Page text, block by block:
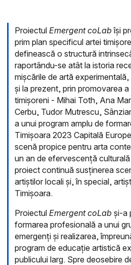
Proiectul Emergent coLab își
prim plan specificul artei
definească o structură
raportându-se atât la istoria
mișcările de artă
și la prezent, prin promovarea
timișoreni - Mihai Toth, Ana
Cerbu, Tudor Mutrescu,
a unui program amplu de
Timișoara 2023 Capitală
scenă propice pentru arta
un an de efervescență
proiect continuă susținerea
artiștilor locali și, în special,
Timișoara.
Proiectul Emergent coLab și-a
formarea profesională a unui
emergenți și realizarea,
program de educație artistică
publicului larg. Spre deosebire